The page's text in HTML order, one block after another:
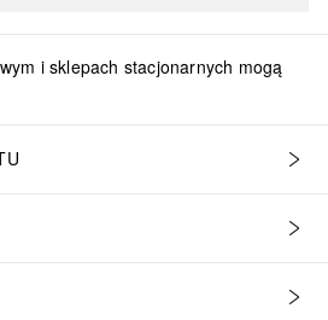
i sklepach stacjonarnych mogą